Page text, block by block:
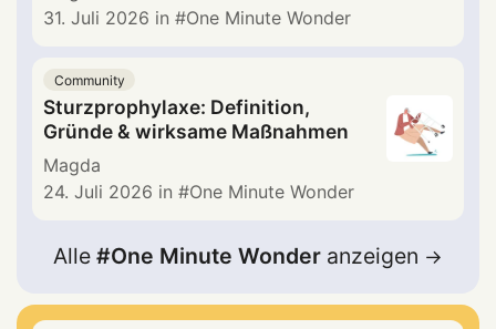
31. Juli 2026 in One Minute Wonder
Community
Sturzprophylaxe: Definition,
Gründe & wirksame Maßnahmen
Magda
24. Juli 2026 in One Minute Wonder
Alle One Minute Wonderanzeigen